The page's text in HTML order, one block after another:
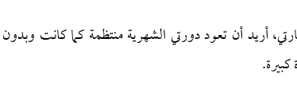
أريد أن تعود دورتي الشهرية منتظمة كما كانت